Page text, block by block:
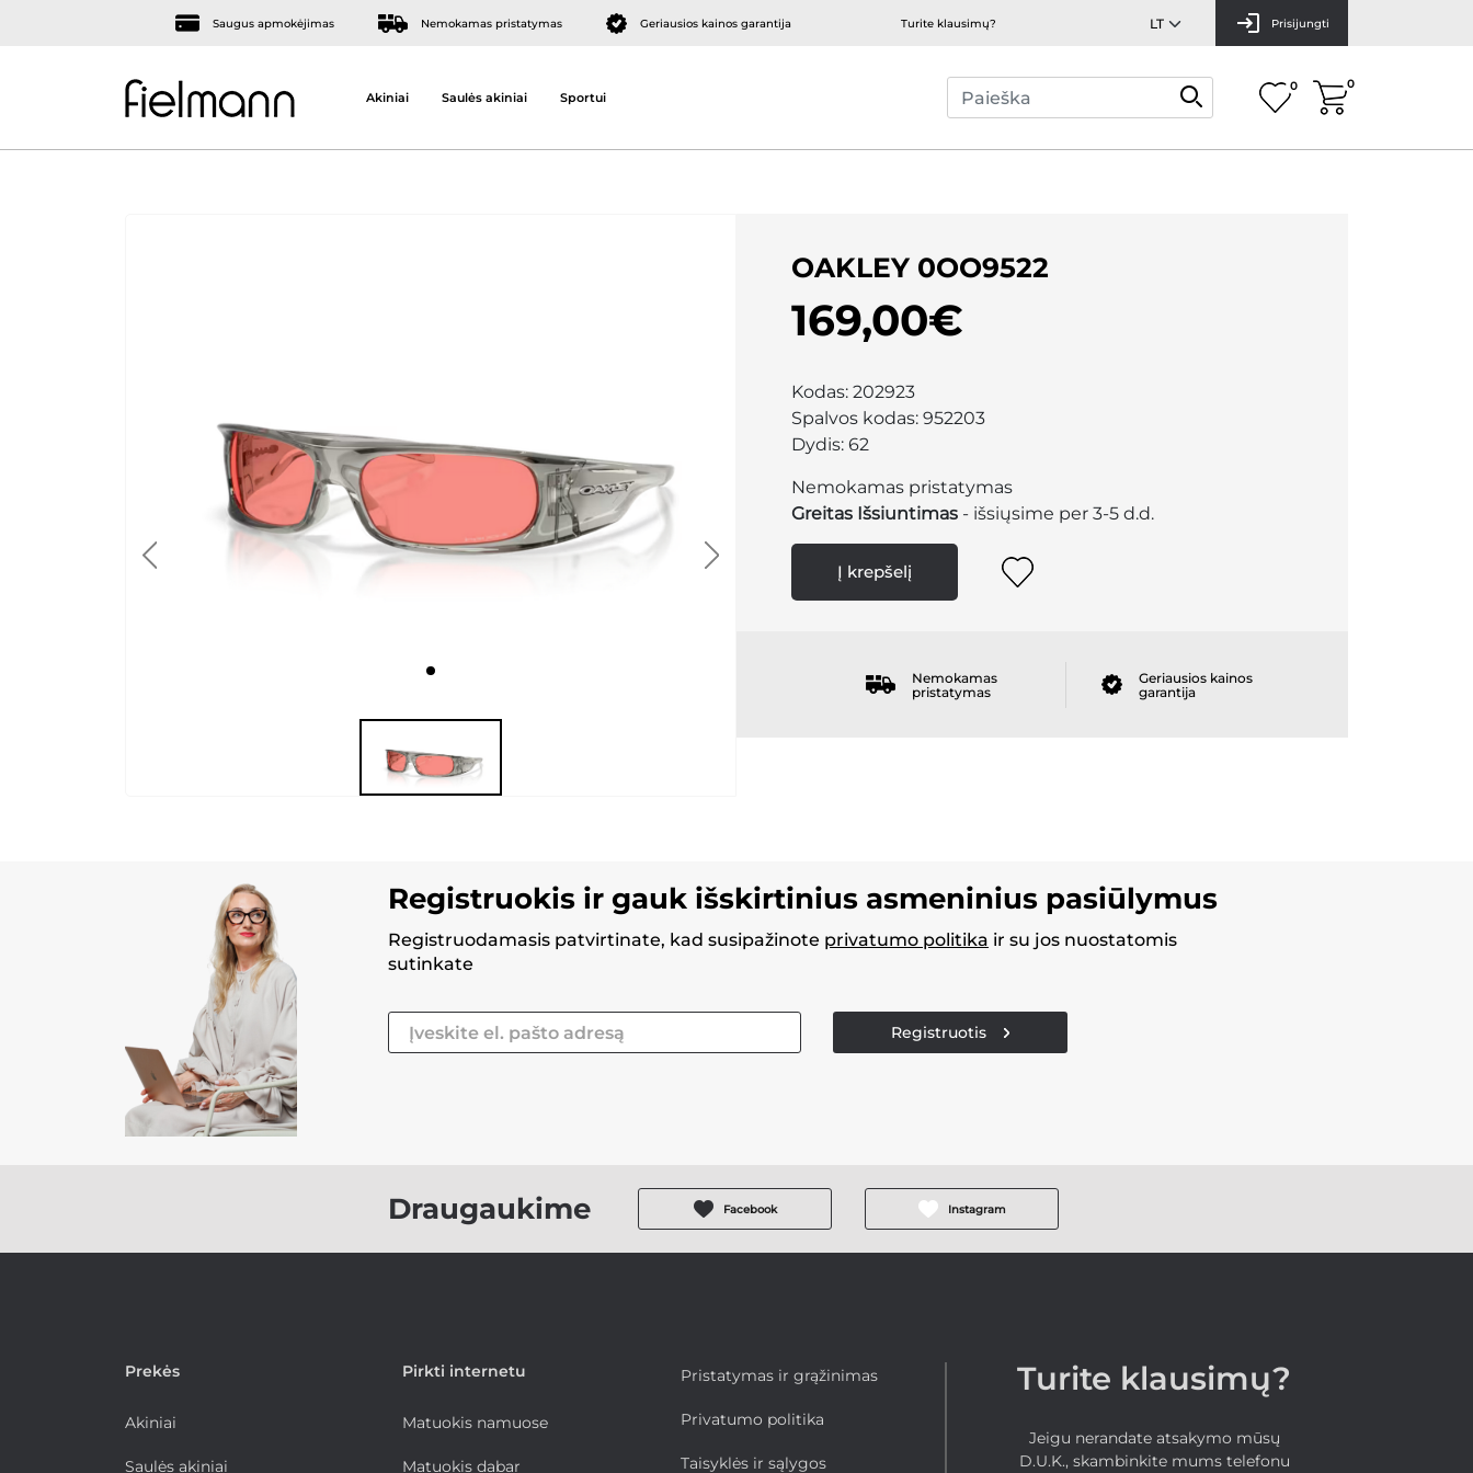
Saugus apmokėjimas Nemokamas pristatymas Geriausios kainos garantija Turite klausimų? Prisijungti
Akiniai Saulės akiniai Sportui
0 0
OAKLEY 0OO9522
169,00€
Kodas: 202923
Spalvos kodas: 952203
Dydis: 62
Nemokamas pristatymas
Greitas Išsiuntimas - išsiųsime per 3-5 d.d.
Į krepšelį
Nemokamas
pristatymas
Geriausios kainos
garantija
Registruokis ir gauk išskirtinius asmeninius pasiūlymus
Registruodamasis patvirtinate, kad susipažinote privatumo politika ir su jos nuostatomis
sutinkate
Registruotis
Draugaukime Facebook Instagram
Prekės
Akiniai
Saulės akiniai
Pirkti internetu
Matuokis namuose
Matuokis dabar
Pristatymas ir grąžinimas
Privatumo politika
Taisyklės ir sąlygos
Turite klausimų?
Jeigu nerandate atsakymo mūsų
D.U.K., skambinkite mums telefonu